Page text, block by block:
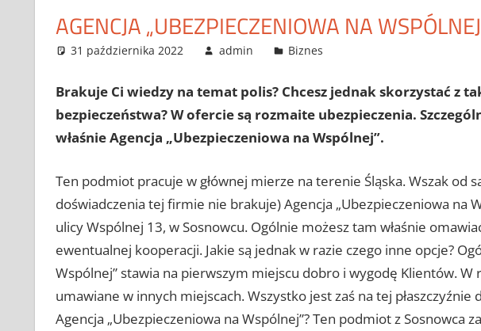
AGENCJA „UBEZPIECZENIOWA NA
31 października 2022 admin Biznes
Brakuje Ci wiedzy na temat polis? Chcesz jednak skorzystać z
bezpieczeństwa? W ofercie są rozmaite ubezpieczenia.
właśnie Agencja „Ubezpieczeniowa na Wspólnej”.
Ten podmiot pracuje w głównej mierze na terenie Śląska. Wszak od
doświadczenia tej firmie nie brakuje) Agencja „Ubezpieczeniowa na
ulicy Wspólnej 13, w Sosnowcu. Ogólnie możesz tam właśnie
ewentualnej kooperacji. Jakie są jednak w razie czego inne opcje?
Wspólnej” stawia na pierwszym miejscu dobro i wygodę Klientów. W
umawiane w innych miejscach. Wszystko jest zaś na tej płaszczyźnie
Agencja „Ubezpieczeniowa na Wspólnej”? Ten podmiot z Sosnowca